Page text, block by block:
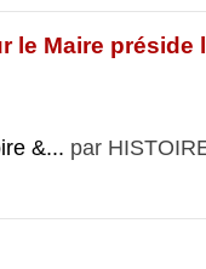
le Maire préside
&... par